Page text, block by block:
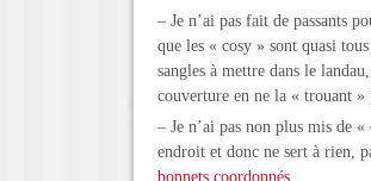
– Je n’ai pas fait de passants
que les « cosy » sont quasi
sangles à mettre dans le
couverture en ne la « trouant »
– Je n’ai pas non plus mis de
endroit et donc ne sert à rien,
bonnets coordonnés.